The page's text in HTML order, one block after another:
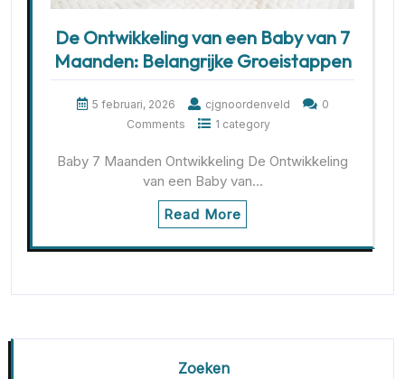
De Ontwikkeling van een Baby van 7
Maanden: Belangrijke Groeistappen
5 februari, 2026 cjgnoordenveld
0
Comments
1 category
Baby 7 Maanden Ontwikkeling De Ontwikkeling
van een Baby van…
Read More
Zoeken